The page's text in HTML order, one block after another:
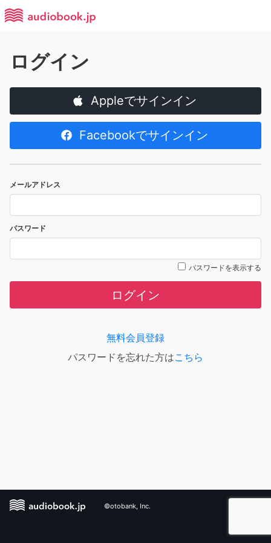
ログイン
Appleでサインイン
Facebookでサインイン
メールアドレス
パスワード
パスワードを表示する
ログイン
無料会員登録
パスワードを忘れた方はこちら
©otobank, Inc.